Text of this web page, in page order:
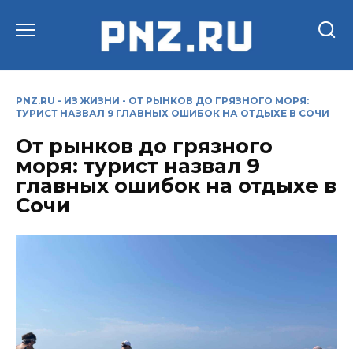
PNZ.RU - ИЗ ЖИЗНИ - ОТ РЫНКОВ ДО ГРЯЗНОГО МОРЯ:
ТУРИСТ НАЗВАЛ 9 ГЛАВНЫХ ОШИБОК НА ОТДЫХЕ В СОЧИ
От рынков до грязного
моря: турист назвал 9
главных ошибок на отдыхе в
Сочи